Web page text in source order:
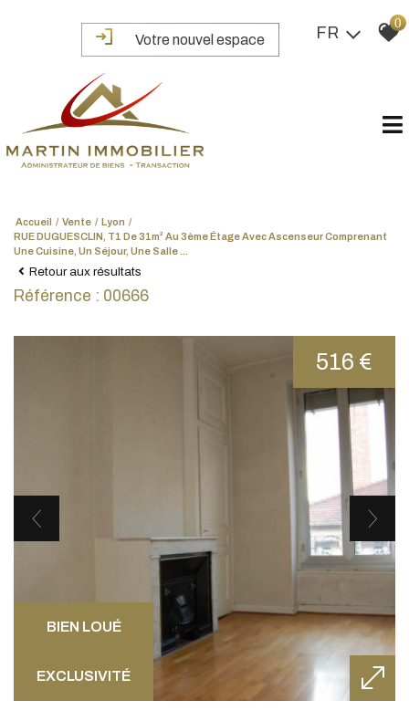
Votre nouvel espace FR
0
Accueil Vente
Lyon
RUE DUGUESCLIN, T1 De 31m² Au 3ème Étage Avec Ascenseur Comprenant
Une Cuisine, Un Séjour, Une Salle ...
Retour aux résultats
Référence : 00666
BIEN LOUÉ
EXCLUSIVITÉ
516 €